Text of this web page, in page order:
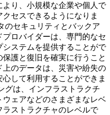
り、小規模な企業や個人で
セスできるようになりま
のセキュリティとバックア
ロバイダーは、専門的なセ
ステムを提供することがで
護と復旧を確実に行うこと
のデータは、災害や紛失の
して利用することができま
グは、インフラストラクチ
ェアなどのさまざまなレベ
ストラクチャのレベルで